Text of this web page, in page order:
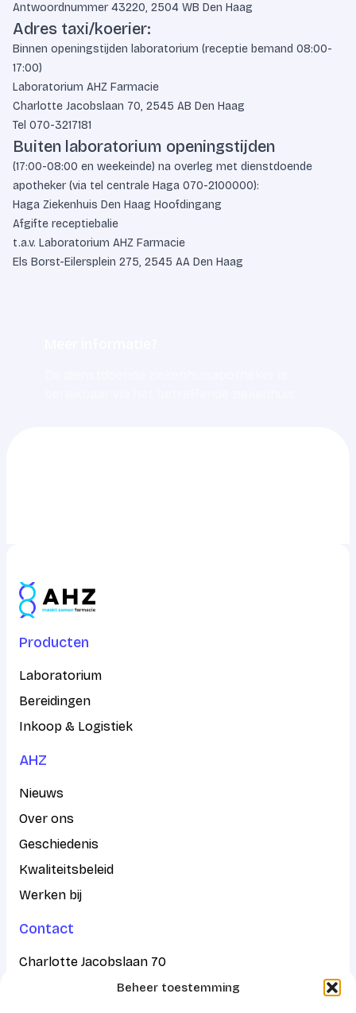
Beheer toestemming
Antwoordnummer 43220, 2504 WB Den Haag
Adres taxi/koerier:
Binnen openingstijden laboratorium (receptie bemand 08:00-
17:00)
Laboratorium AHZ Farmacie
Charlotte Jacobslaan 70, 2545 AB Den Haag
Tel 070-3217181
Buiten laboratorium openingstijden
(17:00-08:00 en weekeinde) na overleg met dienstdoende
apotheker (via tel centrale Haga 070-2100000):
Haga Ziekenhuis Den Haag Hoofdingang
Afgifte receptiebalie
t.a.v. Laboratorium AHZ Farmacie
Els Borst-Eilersplein 275, 2545 AA Den Haag
Producten
Laboratorium
Bereidingen
Inkoop & Logistiek
AHZ
Nieuws
Over ons
Geschiedenis
Kwaliteitsbeleid
Werken bij
Contact
Charlotte Jacobslaan 70
2545 AB Den Haag